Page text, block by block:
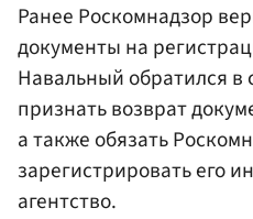
Ранее Роскомнадзор
документы на
Навальный обратился в
признать возврат
а также обязать
зарегистрировать его
агентство.